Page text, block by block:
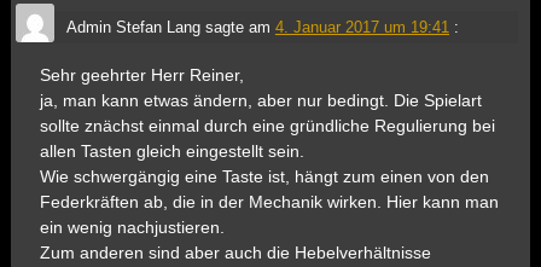
Admin Stefan Langsagte am 4. Januar 2017 um 19:41 :
Sehr geehrter Herr Reiner,
ja, man kann etwas ändern, aber nur bedingt. Die Spielart
sollte znächst einmal durch eine gründliche Regulierung bei
allen Tasten gleich eingestellt sein.
Wie schwergängig eine Taste ist, hängt zum einen von den
Federkräften ab, die in der Mechanik wirken. Hier kann man
ein wenig nachjustieren.
Zum anderen sind aber auch die Hebelverhältnisse